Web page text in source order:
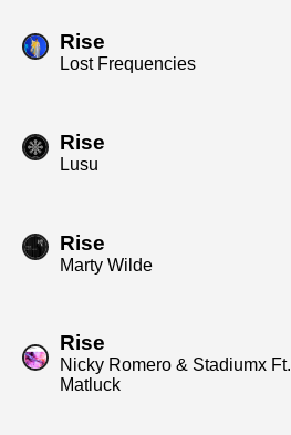
Rise
Lost Frequencies
Rise
Lusu
Rise
Marty Wilde
Rise
Nicky Romero & Stadiumx Ft.
Matluck